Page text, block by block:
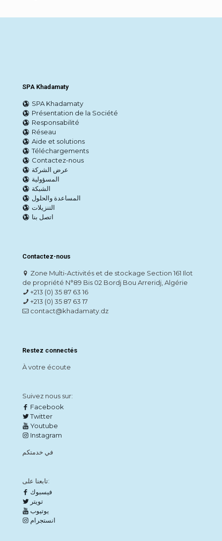
SPA Khadamaty
SPA Khadamaty
Présentation de la Société
Responsabilité
Réseau
Aide et solutions
Téléchargements
Contactez-nous
عرض الشركة
المسؤولية
الشبكة
المساعدة والحلول
التنزيلات
اتصل بنا
Contactez-nous
Zone Multi-Activités et de stockage Section 161 Ilot
de propriété N°89 Bis 02 Bordj Bou Arreridj, Algérie
+213 (0) 35 87 63 16
+213 (0) 35 87 63 17
contact@khadamaty.dz
Restez connectés
À votre écoute
Suivez nous sur:
Facebook
Twitter
Youtube
Instagram
في خدمتكم
تابعنا على:
فيسبوك
تويتر
يوتيوب
انستجرام